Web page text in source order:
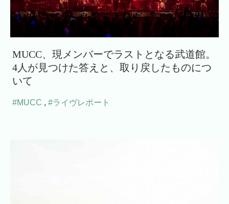
MUCC、現メンバーでラストとなる武道館。
4人が見つけた答えと、取り戻したものにつ
いて
#MUCC , #ライヴレポート